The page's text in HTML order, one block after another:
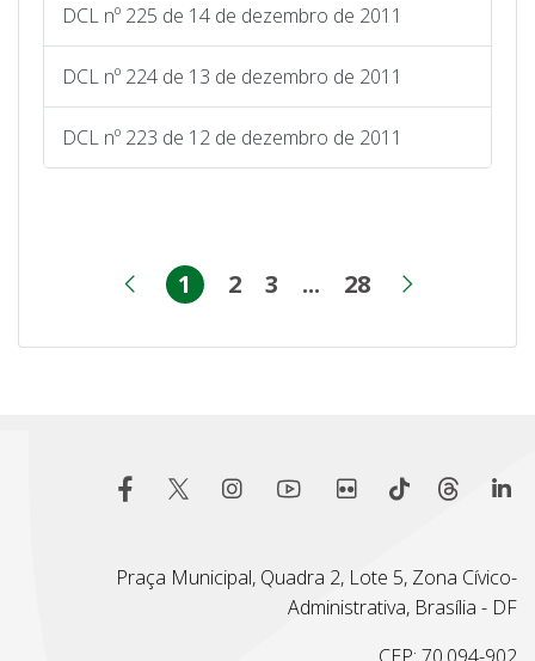
DCL nº 225 de 14 de dezembro de 2011
DCL nº 224 de 13 de dezembro de 2011
DCL nº 223 de 12 de dezembro de 2011
Página anterior
Página
1 Página
2 Página
3 ...Páginas
Página
28
Praça Municipal, Quadra 2, Lote 5, Zona Cívico-
Administrativa, Brasília - DF